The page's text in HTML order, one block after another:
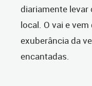
diariamente levar
local. O vai e
exuberância da
encantadas.